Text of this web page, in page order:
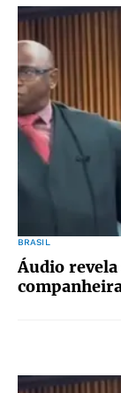
BRASIL
Áudio revela